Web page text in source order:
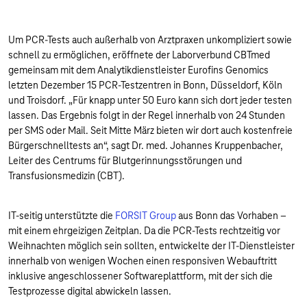
Um PCR-Tests auch außerhalb von Arztpraxen unkompliziert sowie
schnell zu ermöglichen, eröffnete der Laborverbund CBTmed
gemeinsam mit dem Analytikdienstleister Eurofins Genomics
letzten Dezember 15 PCR-Testzentren in Bonn, Düsseldorf, Köln
und Troisdorf. „Für knapp unter 50 Euro kann sich dort jeder testen
lassen. Das Ergebnis folgt in der Regel innerhalb von 24 Stunden
per SMS oder Mail. Seit Mitte März bieten wir dort auch kostenfreie
Bürgerschnelltests an“, sagt Dr. med. Johannes Kruppenbacher,
Leiter des Centrums für Blutgerinnungsstörungen und
Transfusionsmedizin (CBT).
IT-seitig unterstützte die FORSIT Groupaus Bonn das Vorhaben –
mit einem ehrgeizigen Zeitplan. Da die PCR-Tests rechtzeitig vor
Weihnachten möglich sein sollten, entwickelte der IT-Dienstleister
innerhalb von wenigen Wochen einen responsiven Webauftritt
inklusive angeschlossener Softwareplattform, mit der sich die
Testprozesse digital abwickeln lassen.